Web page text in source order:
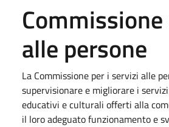
alle persone
La Commissione per i servizi alle
supervisionare e migliorare i
educativi e culturali offerti alla
il loro adeguato funzionamento e